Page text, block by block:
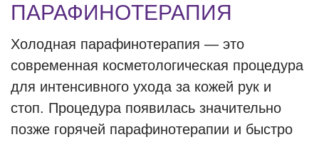
ПАРАФИНОТЕРАПИЯ
Холодная парафинотерапия — это
современная косметологическая процедура
для интенсивного ухода за кожей рук и
стоп. Процедура появилась значительно
позже горячей парафинотерапии и быстро